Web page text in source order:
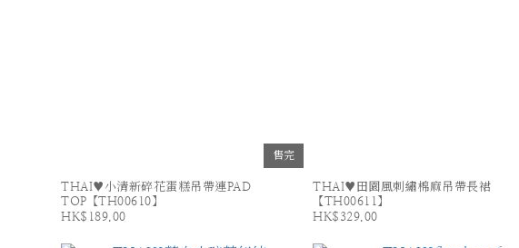
售完
THAI♥小清新碎花蛋糕吊帶連PAD
TOP【TH00610】
HK$189.00
THAI♥田園風刺繡棉麻吊帶長裙
【TH00611】
HK$329.00